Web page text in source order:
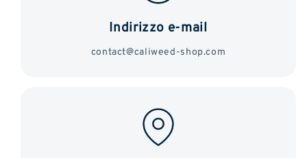
Indirizzo e-mail
contact@caliweed-shop.com